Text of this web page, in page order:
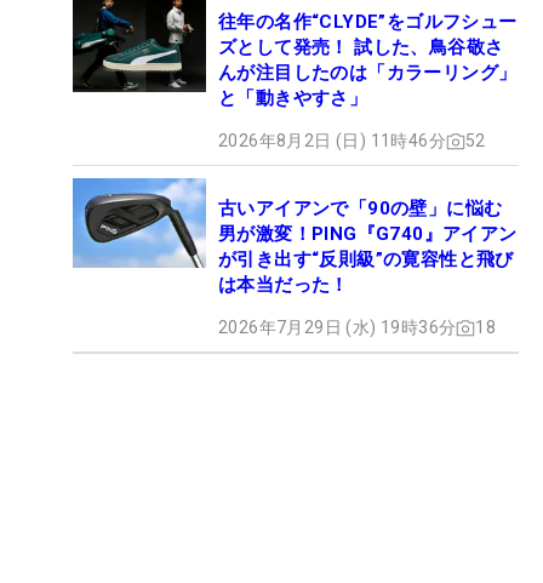
往年の名作“CLYDE”をゴルフシュー
ズとして発売！ 試した、鳥谷敬さ
んが注目したのは「カラーリング」
と「動きやすさ」
2026年8月2日 (日) 11時46分 52
古いアイアンで「90の壁」に悩む
男が激変！PING『G740』アイアン
が引き出す“反則級”の寛容性と飛び
は本当だった！
2026年7月29日 (水) 19時36分 18